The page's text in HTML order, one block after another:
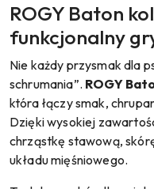
ROGY Baton
funkcjonalny
Nie każdy przysmak dla
schrumania”. ROGY
która łączy smak,
Dzięki wysokiej
chrząstkę stawową,
układu mięśniowego.